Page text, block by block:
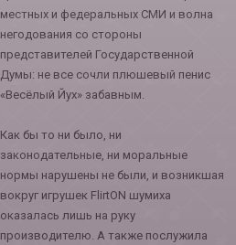
местных и федеральных СМИ и волна
негодования со стороны
представителей Государственной
Думы: не все сочли плюшевый пенис
«Весёлый Йух» забавным.
Как бы то ни было, ни
законодательные, ни моральные
нормы нарушены не были, и возникшая
вокруг игрушек FlirtON шумиха
оказалась лишь на руку
производителю. А также послужила